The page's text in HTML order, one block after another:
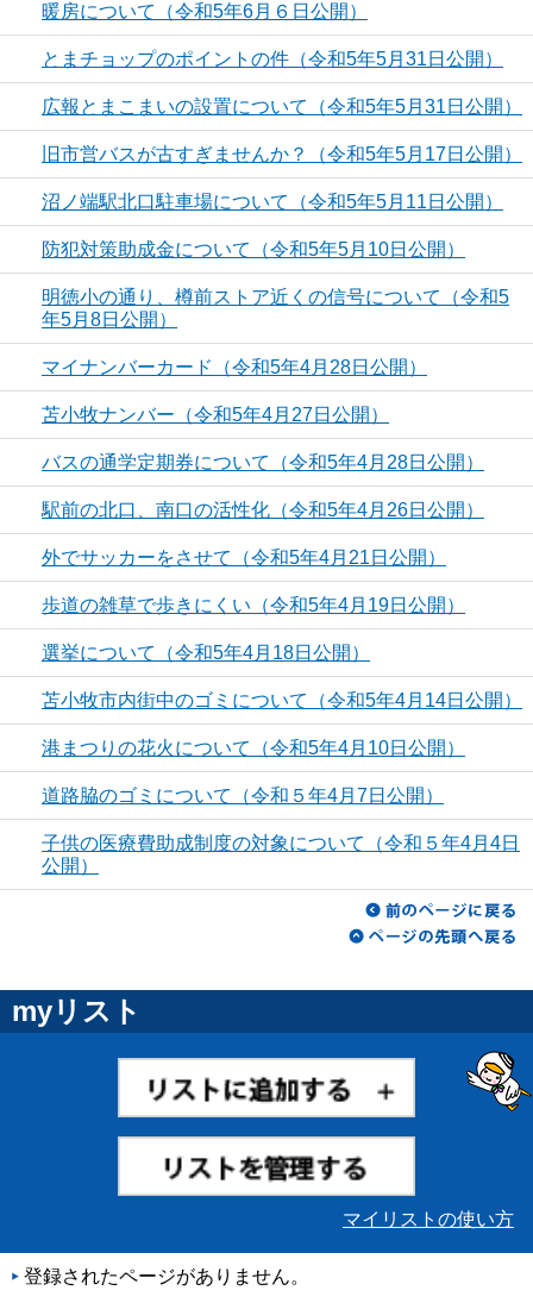
暖房について（令和5年6月６日公開）
とまチョップのポイントの件（令和5年5月31日公開）
広報とまこまいの設置について（令和5年5月31日公開）
旧市営バスが古すぎませんか？（令和5年5月17日公開）
沼ノ端駅北口駐車場について（令和5年5月11日公開）
防犯対策助成金について（令和5年5月10日公開）
明徳小の通り、樽前ストア近くの信号について（令和5
年5月8日公開）
マイナンバーカード（令和5年4月28日公開）
苫小牧ナンバー（令和5年4月27日公開）
バスの通学定期券について（令和5年4月28日公開）
駅前の北口、南口の活性化（令和5年4月26日公開）
外でサッカーをさせて（令和5年4月21日公開）
歩道の雑草で歩きにくい（令和5年4月19日公開）
選挙について（令和5年4月18日公開）
苫小牧市内街中のゴミについて（令和5年4月14日公開）
港まつりの花火について（令和5年4月10日公開）
道路脇のゴミについて（令和５年4月7日公開）
子供の医療費助成制度の対象について（令和５年4月4日
公開）
myリスト
マイリストの使い方
登録されたページがありません。